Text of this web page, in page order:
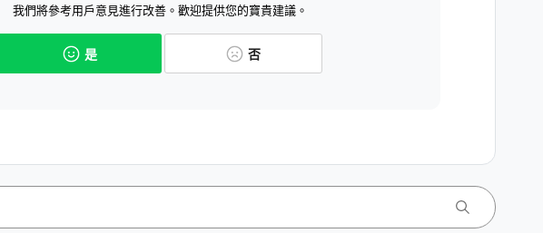
我們將參考用戶意見進行改善。歡迎提供您的寶貴建議。
是 否